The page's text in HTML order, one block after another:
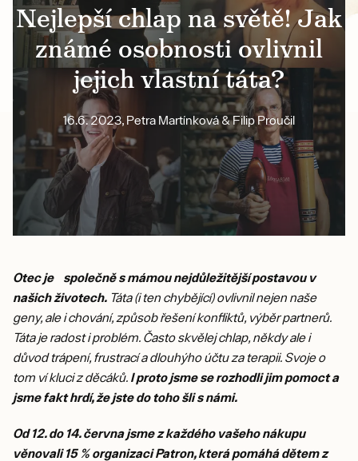
Nejlepší chlap na světě! Jak
známé osobnosti ovlivnil
jejich vlastní táta?
16.6. 2023, Petra Martínková & Filip Proučil
Otec je společně s mámou nejdůležitější postavou v
našich životech. Táta (i ten chybějící) ovlivnil nejen naše
geny, ale i chování, způsob řešení konfliktů, výběr partnerů.
Táta je radost i problém. Často skvělej chlap, někdy ale i
důvod trápení, frustrací a dlouhýho účtu za terapii. Svoje o
tom ví kluci z děcáků. I proto jsme se rozhodli jim pomoct a
jsme fakt hrdí, že jste do toho šli s námi.
Od 12. do 14. června jsme z každého vašeho nákupu
věnovali 15 % organizaci Patron, která pomáhá dětem z